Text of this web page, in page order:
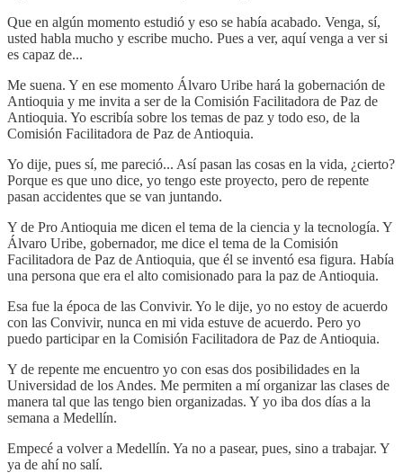
Que en algún momento estudió y eso se había acabado. Venga, sí,
usted habla mucho y escribe mucho. Pues a ver, aquí venga a ver si
es capaz de...
Me suena. Y en ese momento Álvaro Uribe hará la gobernación de
Antioquia y me invita a ser de la Comisión Facilitadora de Paz de
Antioquia. Yo escribía sobre los temas de paz y todo eso, de la
Comisión Facilitadora de Paz de Antioquia.
Yo dije, pues sí, me pareció... Así pasan las cosas en la vida, ¿cierto?
Porque es que uno dice, yo tengo este proyecto, pero de repente
pasan accidentes que se van juntando.
Y de Pro Antioquia me dicen el tema de la ciencia y la tecnología. Y
Álvaro Uribe, gobernador, me dice el tema de la Comisión
Facilitadora de Paz de Antioquia, que él se inventó esa figura. Había
una persona que era el alto comisionado para la paz de Antioquia.
Esa fue la época de las Convivir. Yo le dije, yo no estoy de acuerdo
con las Convivir, nunca en mi vida estuve de acuerdo. Pero yo
puedo participar en la Comisión Facilitadora de Paz de Antioquia.
Y de repente me encuentro yo con esas dos posibilidades en la
Universidad de los Andes. Me permiten a mí organizar las clases de
manera tal que las tengo bien organizadas. Y yo iba dos días a la
semana a Medellín.
Empecé a volver a Medellín. Ya no a pasear, pues, sino a trabajar. Y
ya de ahí no salí.